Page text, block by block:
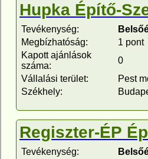
Hupka Építő-
Tevékenység:
Megbízhatóság:
1 pont
Kapott ajánlások
száma:
0
Vállalási terület:
Pest
Székhely:
Regiszter-ÉP
Tevékenység: